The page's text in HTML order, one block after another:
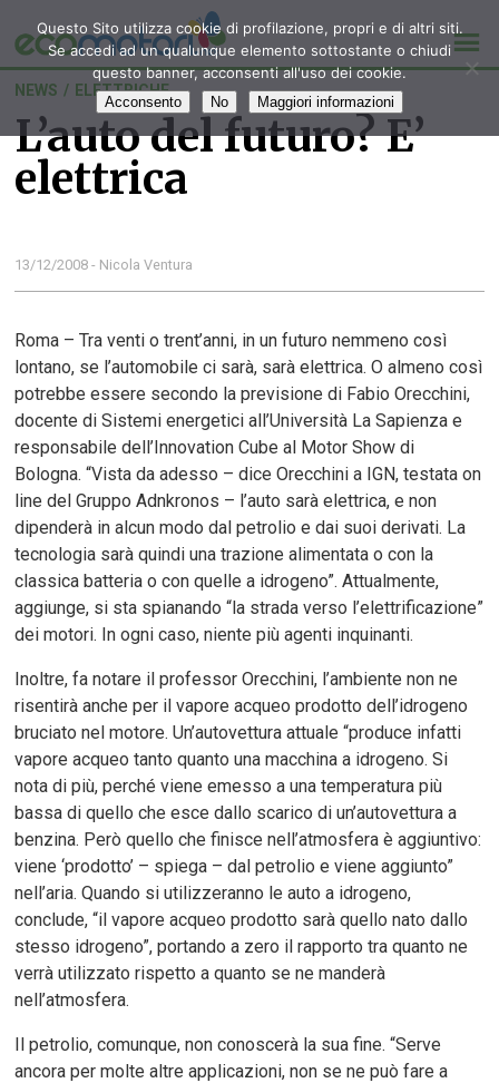
NEWS / ELETTRICHE
L’auto del futuro? E’
elettrica
13/12/2008 - Nicola Ventura
Roma – Tra venti o trent’anni, in un futuro nemmeno così
lontano, se l’automobile ci sarà, sarà elettrica. O almeno così
potrebbe essere secondo la previsione di Fabio Orecchini,
docente di Sistemi energetici all’Università La Sapienza e
responsabile dell’Innovation Cube al Motor Show di
Bologna. “Vista da adesso – dice Orecchini a IGN, testata on
line del Gruppo Adnkronos – l’auto sarà elettrica, e non
dipenderà in alcun modo dal petrolio e dai suoi derivati. La
tecnologia sarà quindi una trazione alimentata o con la
classica batteria o con quelle a idrogeno”. Attualmente,
aggiunge, si sta spianando “la strada verso l’elettrificazione”
dei motori. In ogni caso, niente più agenti inquinanti.
Inoltre, fa notare il professor Orecchini, l’ambiente non ne
risentirà anche per il vapore acqueo prodotto dell’idrogeno
bruciato nel motore. Un’autovettura attuale “produce infatti
vapore acqueo tanto quanto una macchina a idrogeno. Si
nota di più, perché viene emesso a una temperatura più
bassa di quello che esce dallo scarico di un’autovettura a
benzina. Però quello che finisce nell’atmosfera è aggiuntivo:
viene ‘prodotto’ – spiega – dal petrolio e viene aggiunto”
nell’aria. Quando si utilizzeranno le auto a idrogeno,
conclude, “il vapore acqueo prodotto sarà quello nato dallo
stesso idrogeno”, portando a zero il rapporto tra quanto ne
verrà utilizzato rispetto a quanto se ne manderà
nell’atmosfera.
Il petrolio, comunque, non conoscerà la sua fine. “Serve
ancora per molte altre applicazioni, non se ne può fare a
Questo Sito utilizza cookie di profilazione, propri e di altri siti.
Se accedi ad un qualunque elemento sottostante o chiudi
questo banner, acconsenti all'uso dei cookie.
Acconsento No Maggiori informazioni